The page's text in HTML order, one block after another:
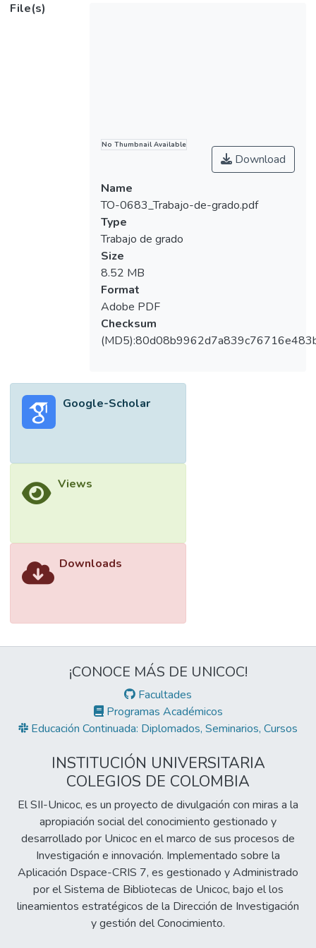
File(s)
No Thumbnail Available
Download
Name
TO-0683_Trabajo-de-grado.pdf
Type
Trabajo de grado
Size
8.52 MB
Format
Adobe PDF
Checksum
Google-Scholar
Views
Downloads
¡CONOCE MÁS DE UNICOC!
Facultades
Programas Académicos
Educación Continuada: Diplomados, Seminarios, Cursos
INSTITUCIÓN UNIVERSITARIA
COLEGIOS DE COLOMBIA
El SII-Unicoc, es un proyecto de divulgación con miras a la
apropiación social del conocimiento gestionado y
desarrollado por Unicoc en el marco de sus procesos de
Investigación e innovación. Implementado sobre la
Aplicación Dspace-CRIS 7, es gestionado y Administrado
por el Sistema de Bibliotecas de Unicoc, bajo el los
lineamientos estratégicos de la Dirección de Investigación
y gestión del Conocimiento.